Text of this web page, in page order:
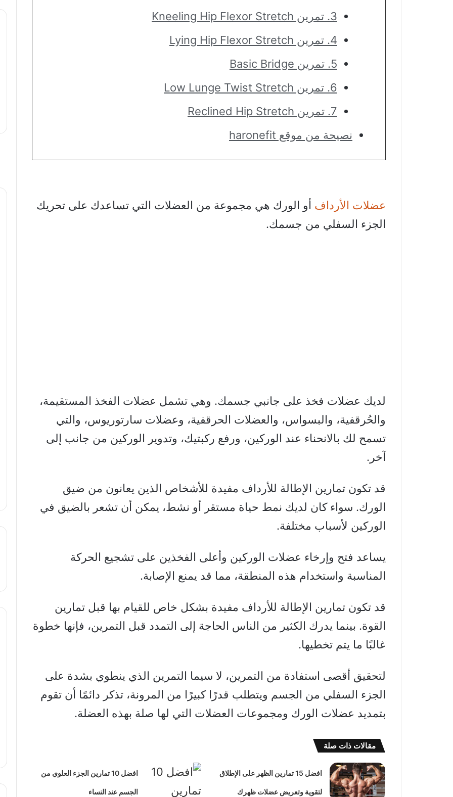
3. تمرين Kneeling Hip Flexor Stretch
4. تمرين Lying Hip Flexor Stretch
5. تمرين Basic Bridge
6. تمرين Low Lunge Twist Stretch
7. تمرين Reclined Hip Stretch
نصيحة من موقع haronefit
عضلات الأرداف أو الورك هي مجموعة من العضلات التي تساعدك على تحريك
الجزء السفلي من جسمك.
لديك عضلات فخذ على جانبي جسمك. وهي تشمل عضلات الفخذ المستقيمة،
والحُرقفية، والبسواس، والعضلات الحرقفية، وعضلات سارتوريوس، والتي
تسمح لك بالانحناء عند الوركين، ورفع ركبتيك، وتدوير الوركين من جانب إلى
آخر.
قد تكون تمارين الإطالة للأرداف مفيدة للأشخاص الذين يعانون من ضيق
الورك. سواء كان لديك نمط حياة مستقر أو نشط، يمكن أن تشعر بالضيق في
الوركين لأسباب مختلفة.
يساعد فتح وإرخاء عضلات الوركين وأعلى الفخذين على تشجيع الحركة
المناسبة واستخدام هذه المنطقة، مما قد يمنع الإصابة.
قد تكون تمارين الإطالة للأرداف مفيدة بشكل خاص للقيام بها قبل تمارين
القوة. بينما يدرك الكثير من الناس الحاجة إلى التمدد قبل التمرين، فإنها خطوة
غالبًا ما يتم تخطيها.
لتحقيق أقصى استفادة من التمرين، لا سيما التمرين الذي ينطوي بشدة على
الجزء السفلي من الجسم ويتطلب قدرًا كبيرًا من المرونة، تذكر دائمًا أن تقوم
بتمديد عضلات الورك ومجموعات العضلات التي لها صلة بهذه العضلة.
مقالات ذات صلة
افضل 15 تمارين الظهر على الإطلاق
لتقوية وتعريض عضلات ظهرك
افضل 10 تمارين الجزء العلوي من
الجسم عند النساء